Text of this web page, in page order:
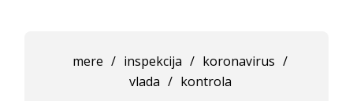
mere / inspekcija / koronavirus /
vlada / kontrola